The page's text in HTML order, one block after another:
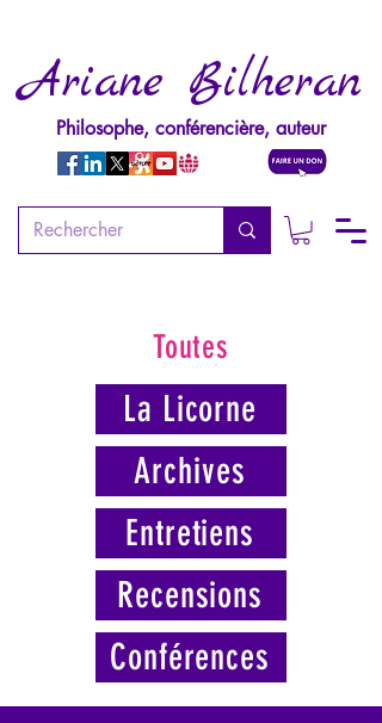
Ariane Bilheran
Philosophe, conférencière, auteur
Toutes
La Licorne
Archives
Entretiens
Recensions
Conférences